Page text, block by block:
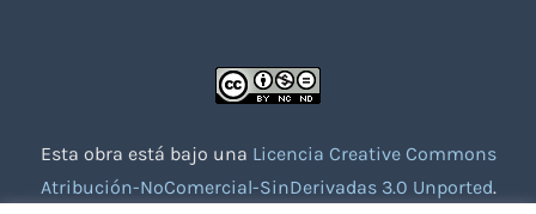
Esta obra está bajo una Licencia Creative Commons
Atribución-NoComercial-SinDerivadas 3.0 Unported.